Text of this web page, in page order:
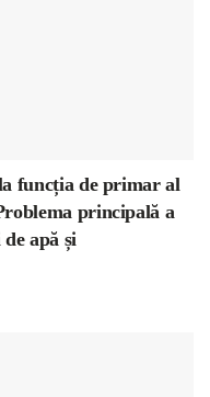
funcția de primar al
principală a
apă și